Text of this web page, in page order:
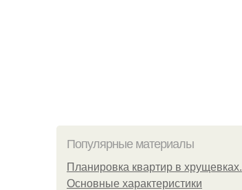
Популярные материалы
Планировка квартир в хрущевках.
Основные характеристики